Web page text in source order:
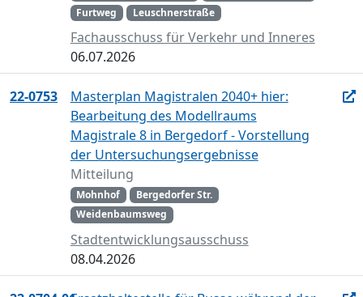
Furtweg
Leuschnerstraße
Fachausschuss für Verkehr und Inneres
06.07.2026
22-0753
Masterplan Magistralen 2040+ hier:
Bearbeitung des Modellraums
Magistrale 8 in Bergedorf - Vorstellung
der Untersuchungsergebnisse
Mitteilung
Mohnhof
Bergedorfer Str.
Weidenbaumsweg
Stadtentwicklungsausschuss
08.04.2026